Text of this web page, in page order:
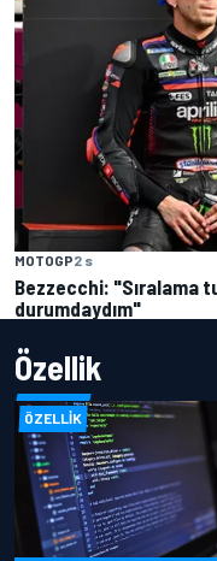
MOTOGP2 s
Bezzecchi: "Sıralama
durumdaydım"
Özellik
ÖZELLIK